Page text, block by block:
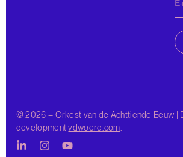
© 2026 – Orkest van de Achttiende Eeuw |
developmentvdwoerd.com.